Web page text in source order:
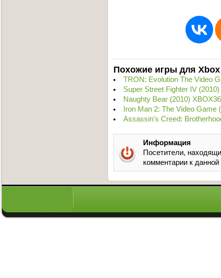
Похожие игры для Xbox
TRON: Evolution The Video
Super Street Fighter IV
Naughty Bear (2010)
Iron Man 2: The Video Game
Assassin's Creed:
Информация
Посетители,
комментарии к